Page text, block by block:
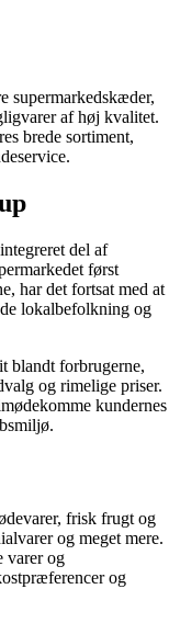
supermarkedskæder,
af høj kvalitet.
brede sortiment,
del af
først
har det fortsat med at
lokalbefolkning og
blandt forbrugerne,
og rimelige priser.
kundernes
frisk frugt og
og meget mere.
varer og
og